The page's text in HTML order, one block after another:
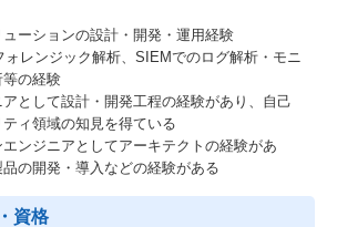
ューションの設計・開発・運用経験
ォレンジック解析、SIEMでのログ解析・モニ
等の経験
アとして設計・開発工程の経験があり、自己
ィ領域の知見を得ている
エンジニアとしてアーキテクトの経験があ
の開発・導入などの経験がある
資格